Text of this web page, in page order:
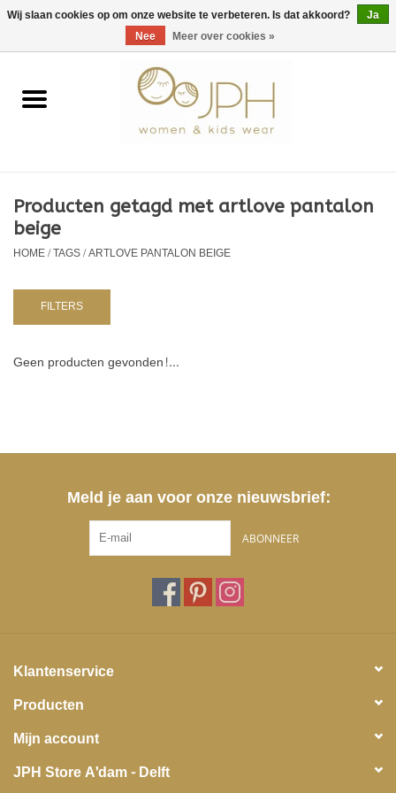
EUR/GBP/USD 0 Artikelen - €0,00
Home
Kids
Baby
Producten getagd met artlove pantalon
beige
HOME/TAGS/ARTLOVE PANTALON BEIGE
FILTERS
Geen producten gevonden!...
Meld je aan voor onze nieuwsbrief:
ABONNEER
Klantenservice
Producten
Mijn account
JPH Store A'dam - Delft
Wij slaan cookies op om onze website te verbeteren. Is dat akkoord?
Ja
Nee
Meer over cookies »